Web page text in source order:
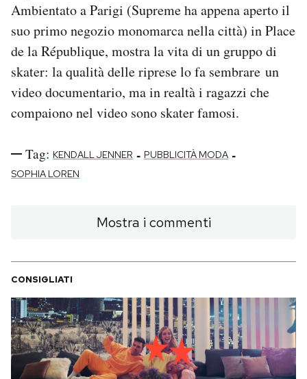
Ambientato a Parigi (Supreme ha appena aperto il
suo primo negozio monomarca nella città) in Place
de la République, mostra la vita di un gruppo di
skater: la qualità delle riprese lo fa sembrare un
video documentario, ma in realtà i ragazzi che
compaiono nel video sono skater famosi.
Tag: KENDALL JENNER - PUBBLICITÀ MODA -
SOPHIA LOREN
Mostra i commenti
CONSIGLIATI